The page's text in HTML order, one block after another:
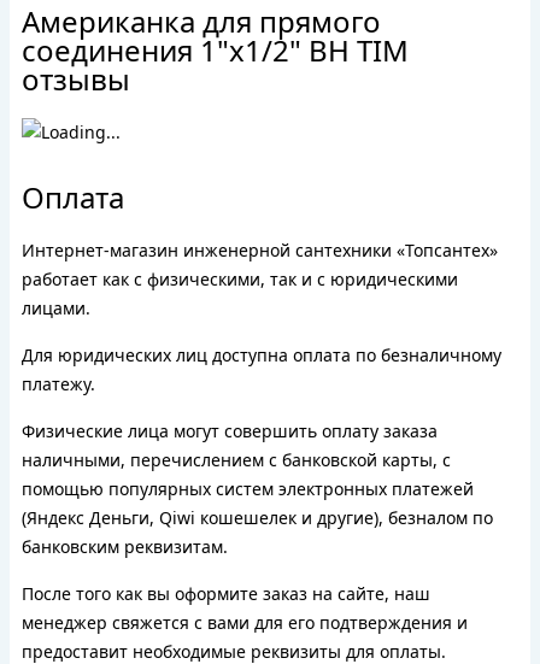
Американка для прямого
соединения 1"x1/2" ВН TIM
отзывы
Оплата
Интернет-магазин инженерной сантехники «Топсантех»
работает как с физическими, так и с юридическими
лицами.
Для юридических лиц доступна оплата по безналичному
платежу.
Физические лица могут совершить оплату заказа
наличными, перечислением с банковской карты, с
помощью популярных систем электронных платежей
(Яндекс Деньги, Qiwi кошешелек и другие), безналом по
банковским реквизитам.
После того как вы оформите заказ на сайте, наш
менеджер свяжется с вами для его подтверждения и
предоставит необходимые реквизиты для оплаты.